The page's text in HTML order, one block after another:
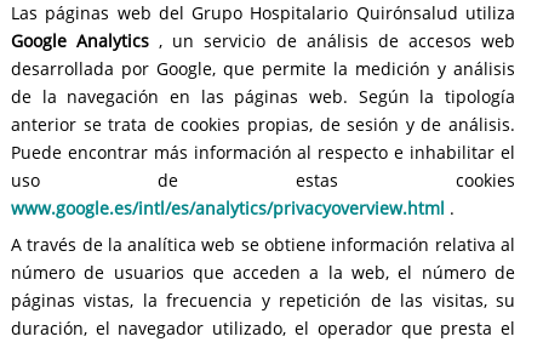
Las páginas web del Grupo Hospitalario Quirónsalud utiliza
Google Analytics, un servicio de análisis de accesos web
desarrollada por Google, que permite la medición y análisis
de la navegación en las páginas web. Según la tipología
anterior se trata de cookies propias, de sesión y de análisis.
Puede encontrar más información al respecto e inhabilitar el
uso de estas cookies
www.google.es/intl/es/analytics/privacyoverview.html .
A través de la analítica web se obtiene información relativa al
número de usuarios que acceden a la web, el número de
páginas vistas, la frecuencia y repetición de las visitas, su
duración, el navegador utilizado, el operador que presta el